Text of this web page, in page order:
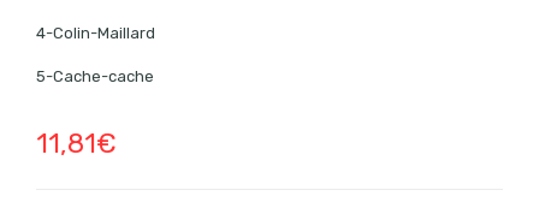
4-Colin-Maillard
5-Cache-cache
11,81€